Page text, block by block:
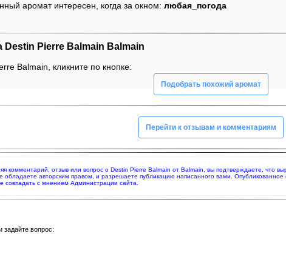
аромат интересен, когда за окном: любая_погода
Pierre Balmain Balmain
Balmain, кликните по кнопке:
Подобрать похожий аромат
Перейти к отзывам и комментариям
комментарий, отзыв или вопрос о Destin Pierre Balmain от Balmain, вы подтверждаете, что
обладаете авторским правом, и разрешаете публикацию написанного вами. Опубликованное
совпадать с мнением Администрации сайта.
задайте вопрос: